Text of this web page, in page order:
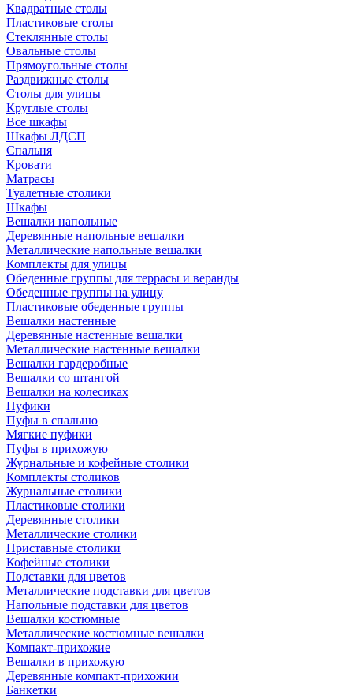
Квадратные столы
Пластиковые столы
Стеклянные столы
Овальные столы
Прямоугольные столы
Раздвижные столы
Столы для улицы
Круглые столы
Все шкафы
Шкафы ЛДСП
Спальня
Кровати
Матрасы
Туалетные столики
Шкафы
Вешалки напольные
Деревянные напольные вешалки
Металлические напольные вешалки
Комплекты для улицы
Обеденные группы для террасы и веранды
Обеденные группы на улицу
Пластиковые обеденные группы
Вешалки настенные
Деревянные настенные вешалки
Металлические настенные вешалки
Вешалки гардеробные
Вешалки со штангой
Вешалки на колесиках
Пуфики
Пуфы в спальню
Мягкие пуфики
Пуфы в прихожую
Журнальные и кофейные столики
Комплекты столиков
Журнальные столики
Пластиковые столики
Деревянные столики
Металлические столики
Приставные столики
Кофейные столики
Подставки для цветов
Металлические подставки для цветов
Напольные подставки для цветов
Вешалки костюмные
Металлические костюмные вешалки
Компакт-прихожие
Вешалки в прихожую
Деревянные компакт-прихожии
Банкетки